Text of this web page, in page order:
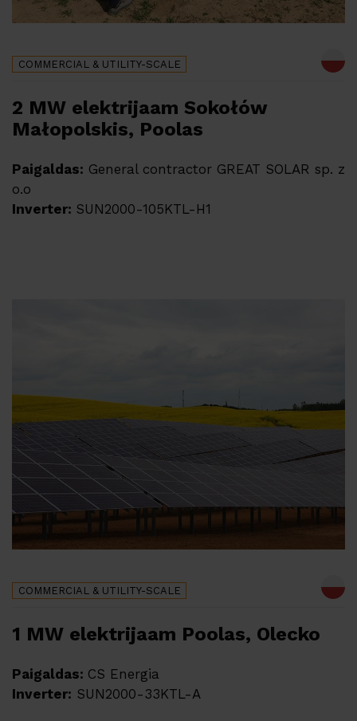
COMMERCIAL & UTILITY-SCALE
2 MW elektrijaam Sokołów
Małopolskis, Poolas
Paigaldas: General contractor GREAT SOLAR sp. z
o.o
Inverter: SUN2000-105KTL-H1
COMMERCIAL & UTILITY-SCALE
1 MW elektrijaam Poolas, Olecko
Paigaldas: CS Energia
Inverter: SUN2000-33KTL-A